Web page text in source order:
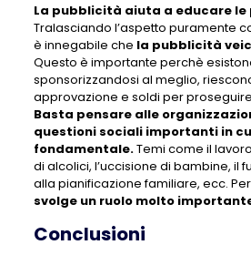
La pubblicità aiuta a educare le
Tralasciando l’aspetto puramente
è innegabile che la pubblicità
Questo è importante perchè
sponsorizzandosi al meglio,
approvazione e soldi per
Basta pensare alle
questioni sociali importanti in
fondamentale.Temi come il
di alcolici, l’uccisione di bambine, il
alla pianificazione familiare, ecc.
svolge un ruolo molto
Conclusioni